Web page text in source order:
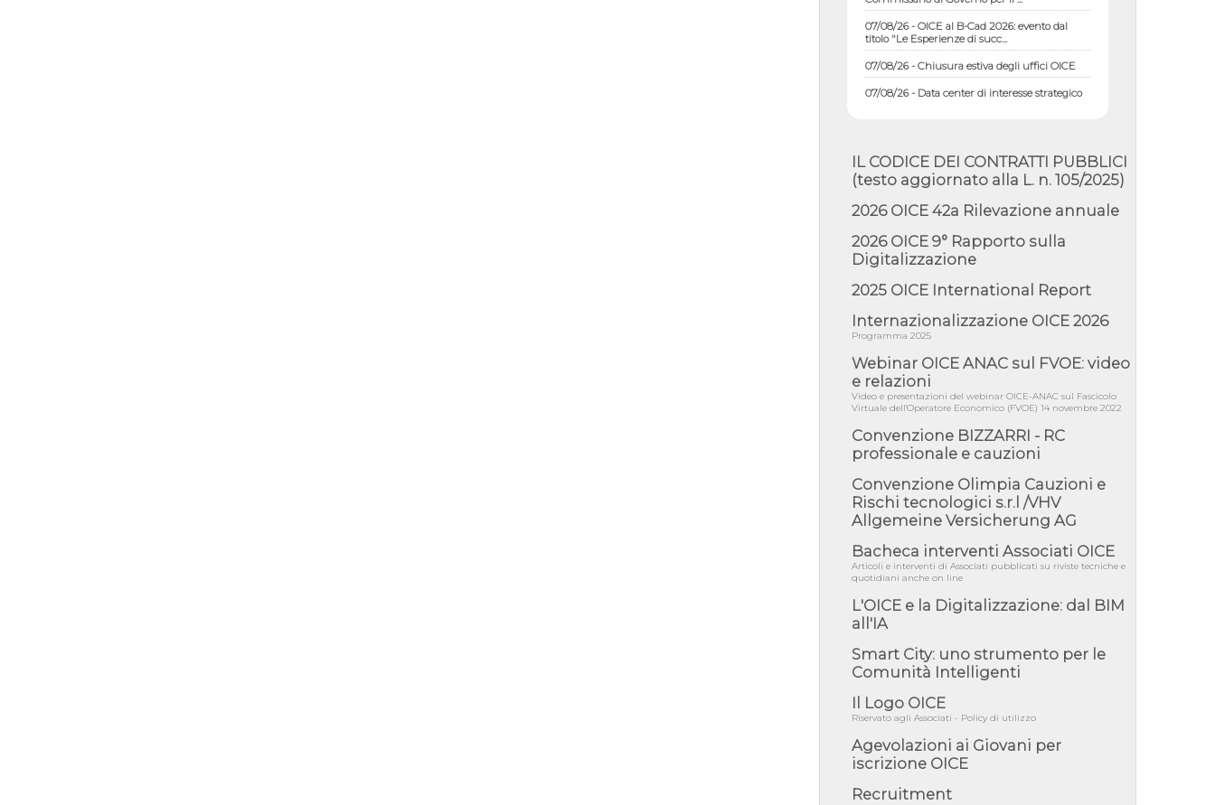
07/08/26 - OICE al B-Cad 2026: evento dal
titolo "Le Esperienze di succ...
07/08/26 - Chiusura estiva degli uffici OICE
07/08/26 - Data center di interesse strategico
nazionale; interventi pe...
07/08/26 - Ponte sullo Stretto di Messina:
deliberata la sussistenza di...
libera al quinto lotto costr...
06/08/26 - Istat, produzione industriale in calo
dell'1% a giugno, su a...
energie rinnovabili con ...
06/08/26 - DL PA approvato in Cdm:
contributi per riqualificazione sism...
06/08/26 - CdM: approvato il d.lgs. di
adeguamento all’AI Act in mate...
06/08/26 - DDL delegazione europea in Cdm
per recepimento norme UE in m...
05/08/26 - DL Infrastrutture e PNRR è legge:
approvata oggi la fiducia...
05/08/26 - Focus OICE sul DDL di riforma
della responsabilità amminist...
05/08/26 - Anac: pubblicata la Relazione
illustrativa al Bando tipo 2 s...
05/08/26 - SAVE THE DATE: Assemblea
Pubblica Confindustria Professioni ...
05/08/26 - Successo OICE per il bando della
Città metropolitana di Reg...
Giunta Regionale della Campa...
04/08/26 - DL PA: previste cancellazioni da
04/08/26 - International Sustainable
04/08/26 - CdS, project financing: progetto di
fattibilità da impugnar...
04/08/26 - Rapporto Anac corruzione 2020-
IL CODICE DEI CONTRATTI PUBBLICI
(testo aggiornato alla L. n. 105/2025)
2026 OICE 42a Rilevazione annuale
2026 OICE 9° Rapporto sulla
Digitalizzazione
2025 OICE International Report
Internazionalizzazione OICE 2026
Programma 2025
Webinar OICE ANAC sul FVOE: video
e relazioni
Video e presentazioni del webinar OICE-ANAC sul Fascicolo
Virtuale dell'Operatore Economico (FVOE) 14 novembre 2022
Convenzione BIZZARRI - RC
professionale e cauzioni
Convenzione Olimpia Cauzioni e
Rischi tecnologici s.r.l /VHV
Allgemeine Versicherung AG
Bacheca interventi Associati OICE
Articoli e interventi di Associati pubblicati su riviste tecniche e
quotidiani anche on line
L'OICE e la Digitalizzazione: dal BIM
all'IA
Smart City: uno strumento per le
Comunità Intelligenti
Il Logo OICE
Riservato agli Associati - Policy di utilizzo
Agevolazioni ai Giovani per
iscrizione OICE
Recruitment